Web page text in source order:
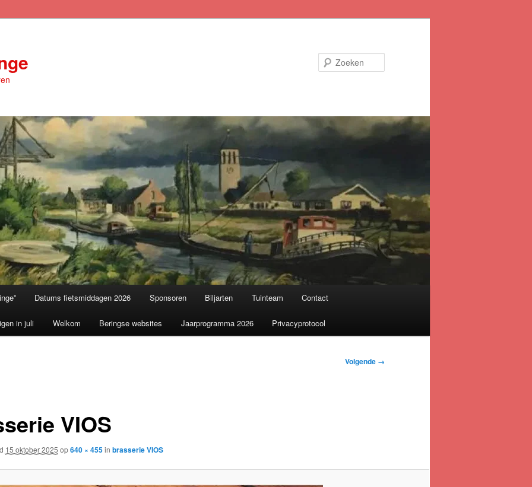
Datums fietsmiddagen 2026 Sponsoren Biljarten Tuinteam Contact
in juli Welkom Beringse websites Jaarprogramma 2026 Privacyprotocol
Volgende →
VIOS
15 oktober 2025 op640 × 455in brasserie VIOS